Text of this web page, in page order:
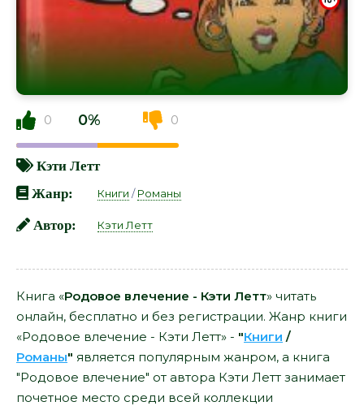
0 0% 0
Кэти Летт
Жанр:
Книги /Романы
Автор: Кэти Летт
Книга «Родовое влечение - Кэти Летт» читать
онлайн, бесплатно и без регистрации. Жанр книги
«Родовое влечение - Кэти Летт» - "Книги /
Романы" является популярным жанром, а книга
"Родовое влечение" от автора Кэти Летт занимает
почетное место среди всей коллекции